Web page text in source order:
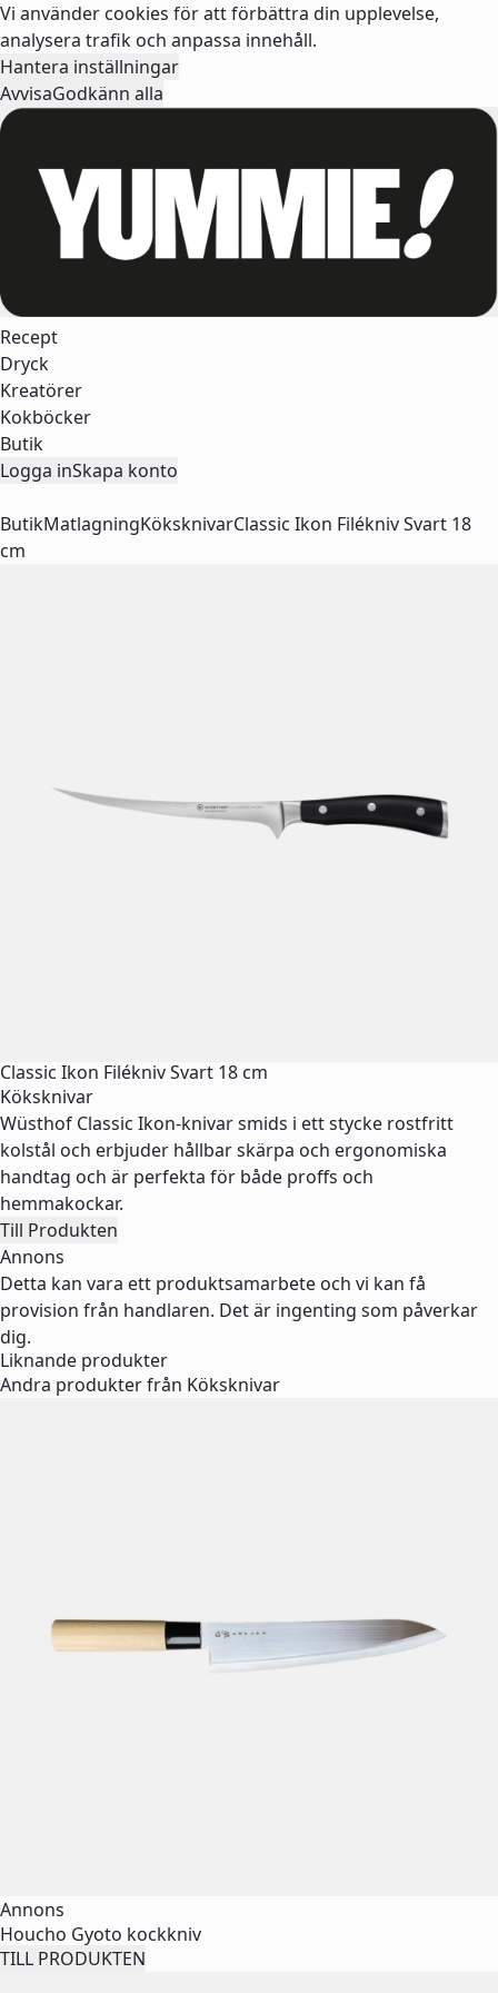
Vi använder cookies för att förbättra din upplevelse,
analysera trafik och anpassa innehåll.
Hantera inställningar
AvvisaGodkänn alla
Recept
Dryck
Kreatörer
Kokböcker
Butik
Logga inSkapa konto
ButikMatlagningKöksknivarClassic Ikon Filékniv Svart 18
cm
Classic Ikon Filékniv Svart 18 cm
Köksknivar
Wüsthof Classic Ikon-knivar smids i ett stycke rostfritt
kolstål och erbjuder hållbar skärpa och ergonomiska
handtag och är perfekta för både proffs och
hemmakockar.
Till Produkten
Annons
Detta kan vara ett produktsamarbete och vi kan få
provision från handlaren. Det är ingenting som påverkar
dig.
Liknande produkter
Andra produkter från Köksknivar
Annons
Houcho Gyoto kockkniv
TILL PRODUKTEN